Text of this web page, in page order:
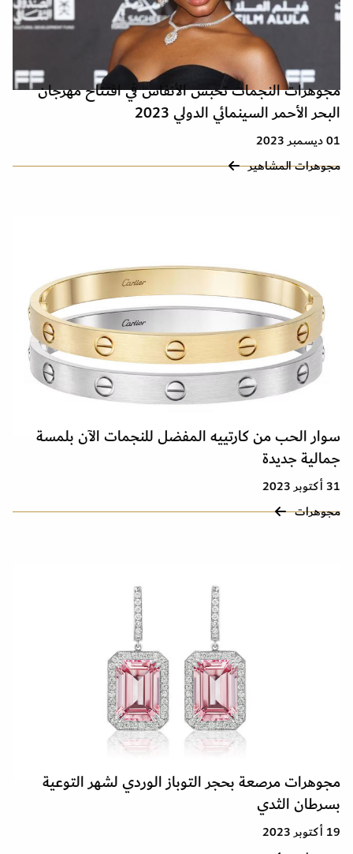
مجوهرات النجمات تحبس الأنفاس في افتتاح مهرجان
البحر الأحمر السينمائي الدولي 2023
01 ديسمبر 2023
مجوهرات المشاهير
سوار الحب من كارتييه المفضل للنجمات الآن بلمسة
جمالية جديدة
31 أكتوبر 2023
مجوهرات
مجوهرات مرصعة بحجر التوباز الوردي لشهر التوعية
بسرطان الثدي
19 أكتوبر 2023